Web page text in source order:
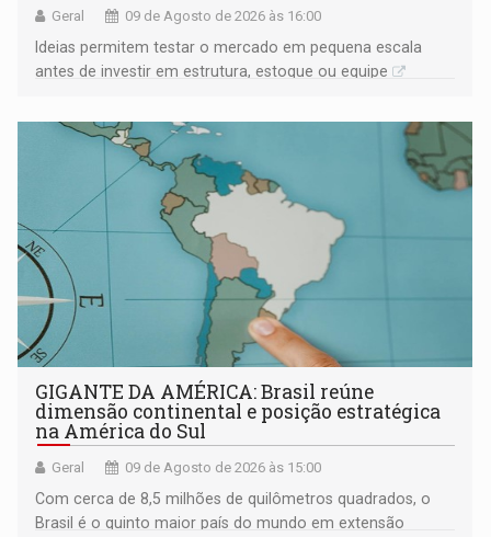
Geral 09 de Agosto de 2026 às 16:00
Ideias permitem testar o mercado em pequena escala
antes de investir em estrutura, estoque ou equipe
GIGANTE DA AMÉRICA: Brasil reúne
dimensão continental e posição estratégica
na América do Sul
Geral 09 de Agosto de 2026 às 15:00
Com cerca de 8,5 milhões de quilômetros quadrados, o
Brasil é o quinto maior país do mundo em extensão